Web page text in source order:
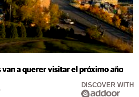
van a querer visitar el próximo año
DISCOVER WITH